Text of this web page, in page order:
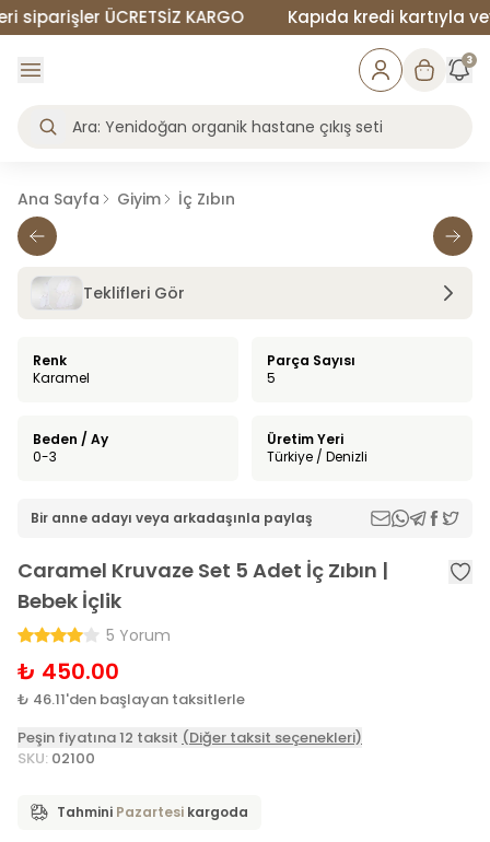
ÜCRETSİZ KARGO Kapıda kredi kartıyla
3
Ana Sayfa Giyim İç Zıbın
Teklifleri Gör
Renk
Karamel
Parça Sayısı
5
Beden / Ay
0-3
Üretim Yeri
Türkiye / Denizli
Bir anne adayı veya arkadaşınla paylaş
Caramel Kruvaze Set 5 Adet İç Zıbın |
Bebek İçlik
5 Yorum
₺ 450.00
₺ 46.11'den başlayan taksitlerle
Peşin fiyatına 12 taksit (Diğer taksit seçenekleri)
SKU: 02100
Tahmini Pazartesi kargoda